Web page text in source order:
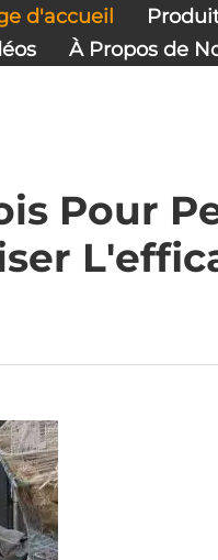
d'accueil
À Propos de
Pour